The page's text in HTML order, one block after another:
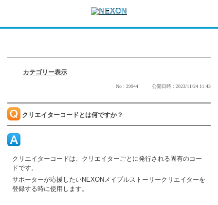
カテゴリー表示
No : 29944 公開日時 : 2023/11/24 11:43
クリエイターコードとは何ですか？
クリエイターコードは、クリエイターごとに発行される固有のコー
ドです。
サポーターが応援したいNEXONメイプルストーリークリエイターを
登録する時に使用します。